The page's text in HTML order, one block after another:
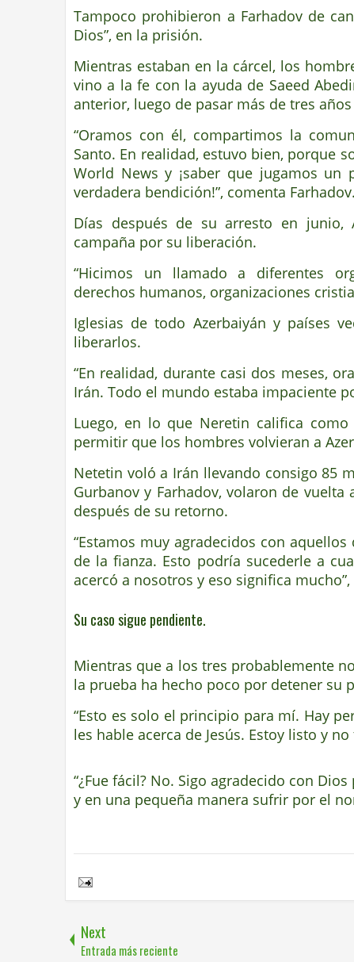
Tampoco prohibieron a Farhadov de
Dios”, en la prisión.
Mientras estaban en la cárcel, los
vino a la fe con la ayuda de Saeed
anterior, luego de pasar más de tres
“Oramos con él, compartimos la
Santo. En realidad, estuvo bien, porque
World News y ¡saber que jugamos
verdadera bendición!”, comenta Farhadov.
Días después de su arresto en junio,
campaña por su liberación.
“Hicimos un llamado a diferentes
derechos humanos, organizaciones
Iglesias de todo Azerbaiyán y países
liberarlos.
“En realidad, durante casi dos meses,
Irán. Todo el mundo estaba impaciente
Luego, en lo que Neretin califica
permitir que los hombres volvieran a
Netetin voló a Irán llevando consigo 85
Gurbanov y Farhadov, volaron de
después de su retorno.
“Estamos muy agradecidos con
de la fianza. Esto podría sucederle a
acercó a nosotros y eso significa
Su caso sigue pendiente.
Mientras que a los tres probablemente
la prueba ha hecho poco por detener su
“Esto es solo el principio para mí. Hay
les hable acerca de Jesús. Estoy listo y
“¿Fue fácil? No. Sigo agradecido con
y en una pequeña manera sufrir por el
Next
Entrada más reciente